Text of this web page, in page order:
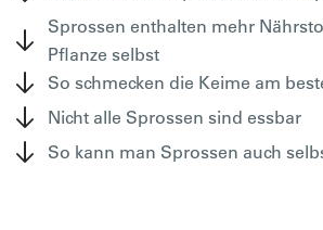
Sprossen enthalten mehr
Pflanze selbst
So schmecken die Keime am
Nicht alle Sprossen sind essbar
So kann man Sprossen auch